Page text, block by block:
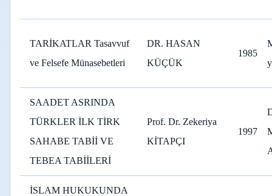
TARİKATLAR Tasavvuf
ve Felsefe Münasebetleri
DR. HASAN
KÜÇÜK
1985
SAADET ASRINDA
TÜRKLER İLK TİRK
SAHABE TABİİ VE
TEBEA TABİİLERİ
Prof. Dr. Zekeriya
KİTAPÇI
1997
İSLAM HUKUKUNDA